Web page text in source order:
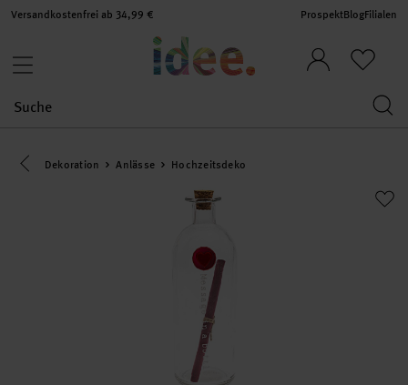
Versandkostenfrei ab 34,99 € ProspektBlogFilialen
Eine Kategorie zurück navigieren
Dekoration Anlässe Hochzeitsdeko